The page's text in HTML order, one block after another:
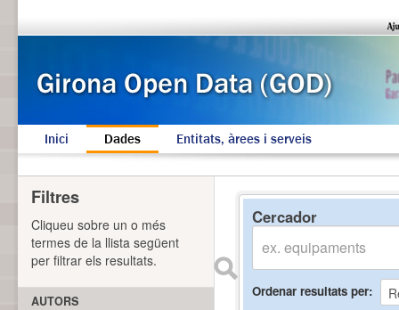
Inici Dades Entitats, àrees i serveis
Cercador
Ordenar resultats per
Filtres
Cliqueu sobre un o més
termes de la llista següent
per filtrar els resultats.
AUTORS